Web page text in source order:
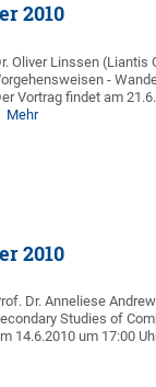
2010
Oliver Linssen (Liantis
-
Vortrag findet am
Mehr
2010
Dr. Anneliese
Studies of
14.6.2010 um 17:00